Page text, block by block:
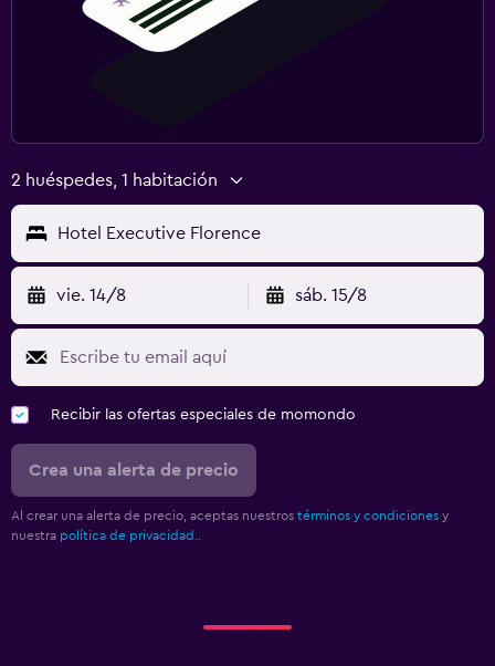
2 huéspedes, 1 habitación
Hotel Executive Florence
vie. 14/8 sáb. 15/8
Recibir las ofertas especiales de momondo
Crea una alerta de precio
Al crear una alerta de precio, aceptas nuestros términos y condiciones y
nuestra política de privacidad.